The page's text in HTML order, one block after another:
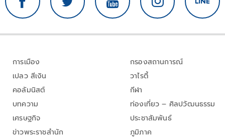
การเมือง
เปลว สีเงิน
คอลัมนิสต์
บทความ
เศรษฐกิจ
ข่าวพระราชสำนัก
กรองสถานการณ์
วาไรตี้
กีฬา
ท่องเที่ยว – ศิลปวัฒนธรรม
ประชาสัมพันธ์
ภูมิภาค